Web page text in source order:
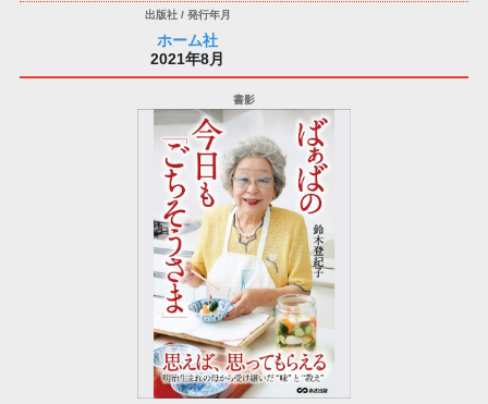
ホーム社
2021年8月